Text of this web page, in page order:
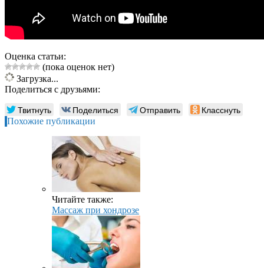
Оценка статьи:
(пока оценок нет)
Загрузка...
Поделиться с друзьями:
Твитнуть Поделиться Отправить Класснуть
Похожие публикации
Читайте также:
Массаж при хондрозе